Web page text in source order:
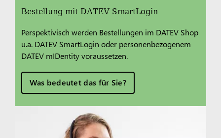
Bestellung mit DATEV SmartLogin
Perspektivisch werden Bestellungen im DATEV Shop
u.a. DATEV SmartLogin oder personenbezogenem
DATEV mIDentity voraussetzen.
Was bedeutet das für Sie?